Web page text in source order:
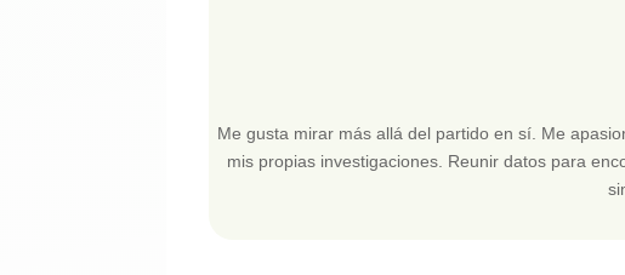
Me gusta mirar más allá del partido en sí. Me
mis propias investigaciones. Reunir datos para